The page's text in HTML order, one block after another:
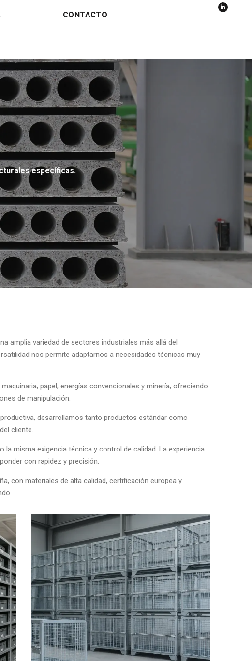
CONTACTO
específicas.
amplia variedad de sectores industriales más allá del
nos permite adaptarnos a necesidades técnicas muy
papel, energías convencionales y minería, ofreciendo
de manipulación.
desarrollamos tanto productos estándar como
cliente.
la misma exigencia técnica y control de calidad. La experiencia
con rapidez y precisión.
con materiales de alta calidad, certificación europea y